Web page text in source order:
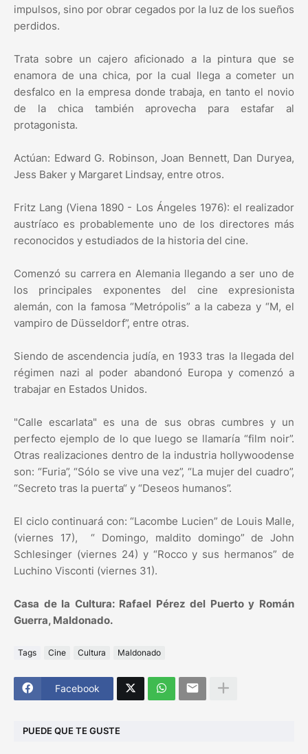
impulsos, sino por obrar cegados por la luz de los sueños
perdidos.
Trata sobre un cajero aficionado a la pintura que se
enamora de una chica, por la cual llega a cometer un
desfalco en la empresa donde trabaja, en tanto el novio
de la chica también aprovecha para estafar al
protagonista.
Actúan: Edward G. Robinson, Joan Bennett, Dan Duryea,
Jess Baker y Margaret Lindsay, entre otros.
Fritz Lang (Viena 1890 - Los Ángeles 1976): el realizador
austríaco es probablemente uno de los directores más
reconocidos y estudiados de la historia del cine.
Comenzó su carrera en Alemania llegando a ser uno de
los principales exponentes del cine expresionista
alemán, con la famosa “Metrópolis” a la cabeza y “M, el
vampiro de Düsseldorf”, entre otras.
Siendo de ascendencia judía, en 1933 tras la llegada del
régimen nazi al poder abandonó Europa y comenzó a
trabajar en Estados Unidos.
"Calle escarlata" es una de sus obras cumbres y un
perfecto ejemplo de lo que luego se llamaría “film noir”.
Otras realizaciones dentro de la industria hollywoodense
son: “Furia”, “Sólo se vive una vez”, “La mujer del cuadro”,
“Secreto tras la puerta“ y “Deseos humanos”.
El ciclo continuará con: “Lacombe Lucien” de Louis Malle,
(viernes 17), “ Domingo, maldito domingo” de John
Schlesinger (viernes 24) y “Rocco y sus hermanos” de
Luchino Visconti (viernes 31).
Casa de la Cultura: Rafael Pérez del Puerto y Román
Guerra, Maldonado.
Tags Cine Cultura Maldonado
Facebook
PUEDE QUE TE GUSTE